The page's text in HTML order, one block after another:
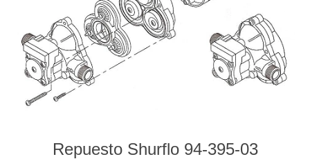
Repuesto Shurflo 94-395-03